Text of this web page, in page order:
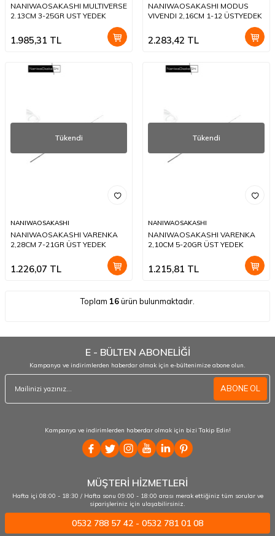
NANIWAOSAKASHI MULTIVERSE
2.13CM 3-25GR UST YEDEK
1.985,31 TL
NANIWAOSAKASHI MODUS
VIVENDI 2,16CM 1-12 ÜSTYEDEK
2.283,42 TL
Tükendi
NANIWAOSAKASHI
NANIWAOSAKASHI VARENKA
2,28CM 7-21GR ÜST YEDEK
1.226,07 TL
Tükendi
NANIWAOSAKASHI
NANIWAOSAKASHI VARENKA
2,10CM 5-20GR ÜST YEDEK
1.215,81 TL
Toplam 16ürün bulunmaktadır.
E - BÜLTEN ABONELİĞİ
Kampanya ve indirimlerden haberdar olmak için e-bültenimize abone olun.
ABONE OL
Kampanya ve indirimlerden haberdar olmak için bizi Takip Edin!
MÜŞTERİ HİZMETLERİ
Hafta içi 08:00 - 18:30 / Hafta sonu 09:00 - 18:00 arası merak ettiğiniz tüm sorular ve
siparişleriniz için ulaşabilirsiniz.
0532 788 57 42 - 0532 781 01 08